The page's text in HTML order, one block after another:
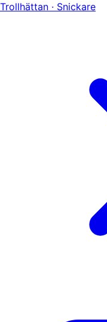
Trollhättan · Snickare